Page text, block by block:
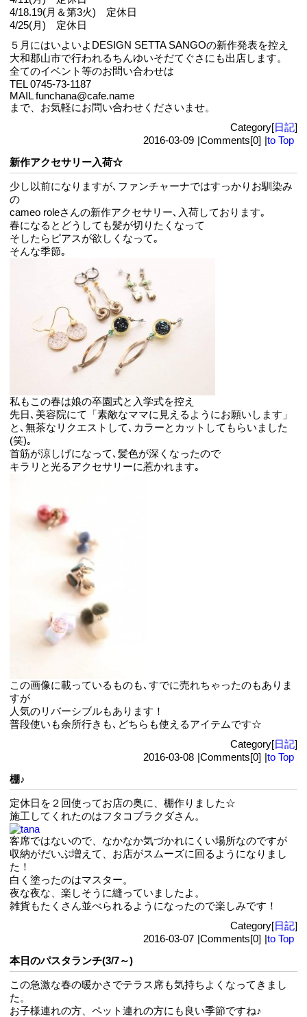
4/18.19(月＆第3火) 定休日
4/25(月) 定休日
５月にはいよいよDESIGN SETTA SANGOの新作発表を控え
大和郡山市で行われるちんゆいそだてぐさにも出店します。
全てのイベント等のお問い合わせは
TEL 0745-73-1187
MAIL funchana@cafe.name
まで、お気軽にお問い合わせくださいませ。
Category[日記]
2016-03-09 |Comments[0] |to Top
新作アクセサリー入荷☆
少し以前になりますが､ファンチャーナではすっかりお馴染み
の
cameo roleさんの新作アクセサリー､入荷しております｡
春になるとどうしても髪が切りたくなって
そしたらピアスが欲しくなって｡
そんな季節｡
私もこの春は娘の卒園式と入学式を控え
先日､美容院にて「素敵なママに見えるようにお願いします」
と､無茶なリクエストして､カラーとカットしてもらいました
(笑)｡
首筋が涼しげになって､髪色が深くなったので
キラリと光るアクセサリーに惹かれます｡
この画像に載っているものも､すでに売れちゃったのもありま
すが
人気のリバーシブルもあります！
普段使いも余所行きも､どちらも使えるアイテムです☆
Category[日記]
2016-03-08 |Comments[0] |to Top
棚♪
定休日を２回使ってお店の奥に、棚作りました☆
施工してくれたのはフタコブラクダさん。
客席ではないので、なかなか気づかれにくい場所なのですが
収納がだいぶ増えて、お店がスムーズに回るようになりまし
た！
白く塗ったのはマスター。
夜な夜な、楽しそうに縫っていましたよ。
雑貨もたくさん並べられるようになったので楽しみです！
Category[日記]
2016-03-07 |Comments[0] |to Top
本日のパスタランチ(3/7～)
この急激な春の暖かさでテラス席も気持ちよくなってきまし
た。
お子様連れの方、ペット連れの方にも良い季節ですね♪